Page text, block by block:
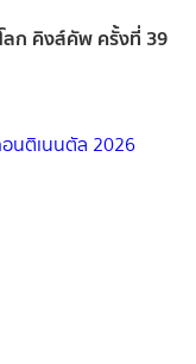
ลก คิงส์คัพ ครั้งที่ 39